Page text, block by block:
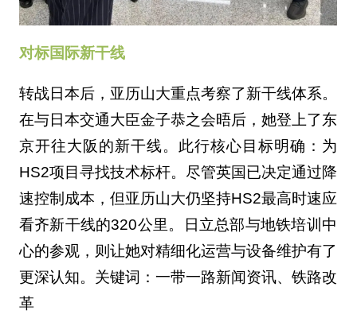
对标国际新干线
转战日本后，亚历山大重点考察了新干线体系。
在与日本交通大臣金子恭之会晤后，她登上了东
京开往大阪的新干线。此行核心目标明确：为
HS2项目寻找技术标杆。尽管英国已决定通过降
速控制成本，但亚历山大仍坚持HS2最高时速应
看齐新干线的320公里。日立总部与地铁培训中
心的参观，则让她对精细化运营与设备维护有了
更深认知。关键词：一带一路新闻资讯、铁路改
革